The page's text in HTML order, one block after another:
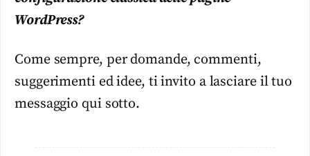
WordPress?
Come sempre, per domande, commenti,
suggerimenti ed idee, ti invito a lasciare il tuo
messaggio qui sotto.